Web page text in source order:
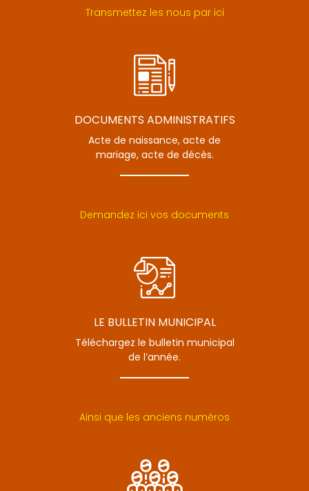
Transmettez les nous par ici
DOCUMENTS ADMINISTRATIFS
Acte de naissance, acte de
mariage, acte de décès.
Demandez ici vos documents
LE BULLETIN MUNICIPAL
Téléchargez le bulletin municipal
de l’année.
Ainsi que les anciens numéros